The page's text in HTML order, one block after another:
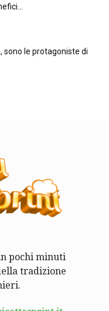
sono le protagoniste di
pochi minuti
tradizione